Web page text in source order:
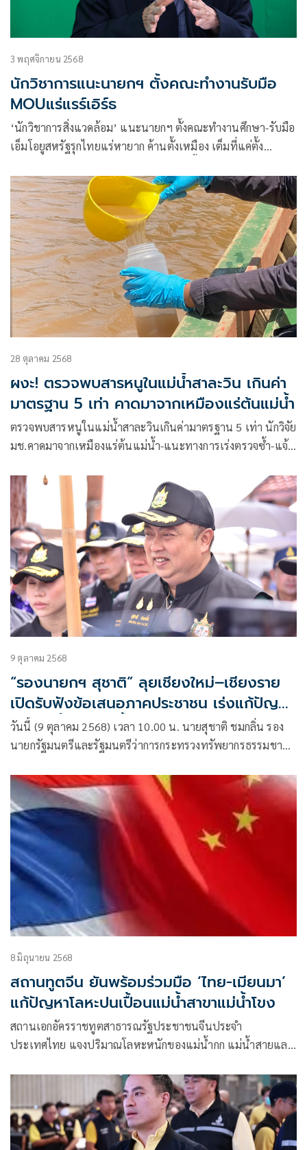
3 พฤศจิกายน 2568
นักวิชาการแนะนายกฯ ตั้งคณะทำงานรับมือ
MOUแร่แรร์เอิร์ธ
‘นักวิชาการสิ่งแวดล้อม’ แนะนายกฯ ตั้งคณะทำงานศึกษา-รับมือ
เอ็มโอยูสหรัฐรุกไทยแร่หายาก ค้านตั้งเหมือง เต็มที่แค่ตั้ง
28 ตุลาคม 2568
ผงะ! ตรวจพบสารหนูในแม่น้ำสาละวิน เกินค่า
มาตรฐาน 5 เท่า คาดมาจากเหมืองแร่ต้นแม่น้ำ
ตรวจพบสารหนูในแม่น้ำสาละวินเกินค่ามาตรฐาน 5 เท่า นักวิจัย
มช.คาดมาจากเหมืองแร่ต้นแม่น้ำ-แนะทางการเร่งตรวจซ้ำ-แจ้ง
9 ตุลาคม 2568
“รองนายกฯ สุชาติ” ลุยเชียงใหม่–เชียงราย
เปิดรับฟังข้อเสนอภาคประชาชน เร่งแก้ปัญหา
สารปนเปื้อน “แม่น้ำกก” ให้เกิดผลเชิงรูปธรรม
โดยเร็ว
วันนี้ (9 ตุลาคม 2568) เวลา 10.00 น. นายสุชาติ ชมกลิ่น รอง
นายกรัฐมนตรีและรัฐมนตรีว่าการกระทรวงทรัพยากรธรรมชาติ
วงฯ ดร.สุรินทร์ วรกิจธำรง อธิบดีกรมควบคุมมลพิษ และผู้บริหาร
หน่วยงานที่เกี่ยวข้อง ลงพื้นที่จังหวัดเชียงรายและจังหวัด
เชียงใหม่
8 มิถุนายน 2568
สถานทูตจีน ยันพร้อมร่วมมือ ‘ไทย-เมียนมา’
แก้ปัญหาโลหะปนเปื้อนแม่น้ำสาขาแม่น้ำโขง
สถานเอกอัครราชทูตสาธารณรัฐประชาชนจีนประจำ
ประเทศไทย แจงปริมาณโลหะหนักของแม่น้ำกก แม่น้ำสายและ